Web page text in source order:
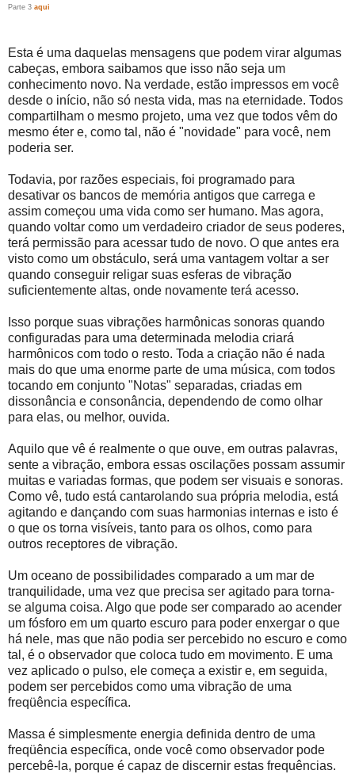
Parte 3 aqui
Esta é uma daquelas mensagens que podem virar algumas
cabeças, embora saibamos que isso não seja um
conhecimento novo. Na verdade, estão impressos em você
desde o início, não só nesta vida, mas na eternidade. Todos
compartilham o mesmo projeto, uma vez que todos vêm do
mesmo éter e, como tal, não é "novidade" para você, nem
poderia ser.
Todavia, por razões especiais, foi programado para
desativar os bancos de memória antigos que carrega e
assim começou uma vida como ser humano. Mas agora,
quando voltar como um verdadeiro criador de seus poderes,
terá permissão para acessar tudo de novo. O que antes era
visto como um obstáculo, será uma vantagem voltar a ser
quando conseguir religar suas esferas de vibração
suficientemente altas, onde novamente terá acesso.
Isso porque suas vibrações harmônicas sonoras quando
configuradas para uma determinada melodia criará
harmônicos com todo o resto. Toda a criação não é nada
mais do que uma enorme parte de uma música, com todos
tocando em conjunto "Notas" separadas, criadas em
dissonância e consonância, dependendo de como olhar
para elas, ou melhor, ouvida.
Aquilo que vê é realmente o que ouve, em outras palavras,
sente a vibração, embora essas oscilações possam assumir
muitas e variadas formas, que podem ser visuais e sonoras.
Como vê, tudo está cantarolando sua própria melodia, está
agitando e dançando com suas harmonias internas e isto é
o que os torna visíveis, tanto para os olhos, como para
outros receptores de vibração.
Um oceano de possibilidades comparado a um mar de
tranquilidade, uma vez que precisa ser agitado para torna-
se alguma coisa. Algo que pode ser comparado ao acender
um fósforo em um quarto escuro para poder enxergar o que
há nele, mas que não podia ser percebido no escuro e como
tal, é o observador que coloca tudo em movimento. E uma
vez aplicado o pulso, ele começa a existir e, em seguida,
podem ser percebidos como uma vibração de uma
freqüência específica.
Massa é simplesmente energia definida dentro de uma
freqüência específica, onde você como observador pode
percebê-la, porque é capaz de discernir estas frequências.